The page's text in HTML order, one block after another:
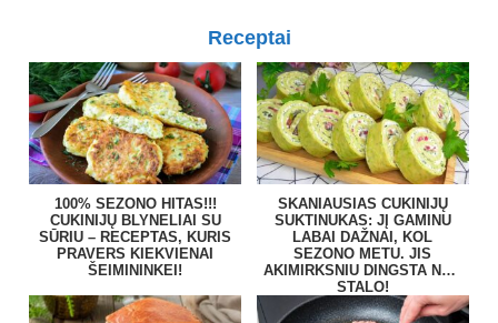
Receptai
100% SEZONO HITAS!!!
CUKINIJŲ BLYNELIAI SU
SŪRIU – RECEPTAS, KURIS
PRAVERS KIEKVIENAI
ŠEIMININKEI!
SKANIAUSIAS CUKINIJŲ
SUKTINUKAS: JĮ GAMINU
LABAI DAŽNAI, KOL
SEZONO METU. JIS
AKIMIRKSNIU DINGSTA NUO
STALO!